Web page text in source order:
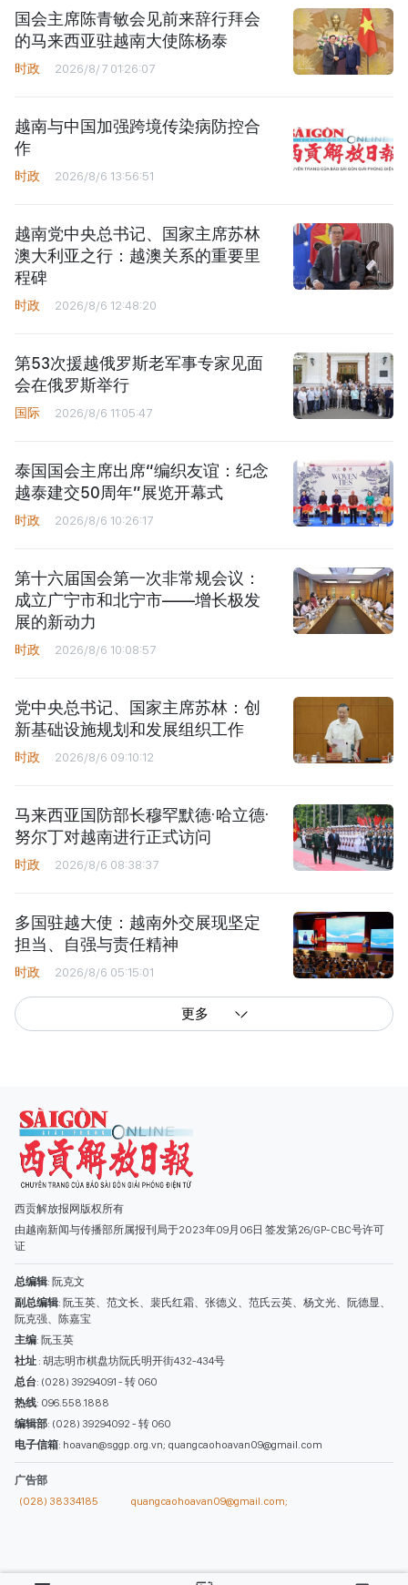
国会主席陈青敏会见前来辞行拜会
的马来西亚驻越南大使陈杨泰
时政 2026/8/7 01:26:07
越南与中国加强跨境传染病防控合
作
时政 2026/8/6 13:56:51
越南党中央总书记、国家主席苏林
澳大利亚之行：越澳关系的重要里
程碑
时政 2026/8/6 12:48:20
第53次援越俄罗斯老军事专家见面
会在俄罗斯举行
国际 2026/8/6 11:05:47
泰国国会主席出席“编织友谊：纪念
越泰建交50周年”展览开幕式
时政 2026/8/6 10:26:17
第十六届国会第一次非常规会议：
成立广宁市和北宁市——增长极发
展的新动力
时政 2026/8/6 10:08:57
党中央总书记、国家主席苏林：创
新基础设施规划和发展组织工作
时政 2026/8/6 09:10:12
马来西亚国防部长穆罕默德·哈立德·
努尔丁对越南进行正式访问
时政 2026/8/6 08:38:37
多国驻越大使：越南外交展现坚定
担当、自强与责任精神
时政 2026/8/6 05:15:01
更多
西贡解放报网版权所有
由越南新闻与传播部所属报刊局于2023年09月06日 签发第26/GP-CBC号许可
证
总编辑
副总编辑: 阮玉英、范文长、裴氏红霜、张德义、范氏云英、杨文光、阮德显、
总台: (028) 39294091 - 转 060